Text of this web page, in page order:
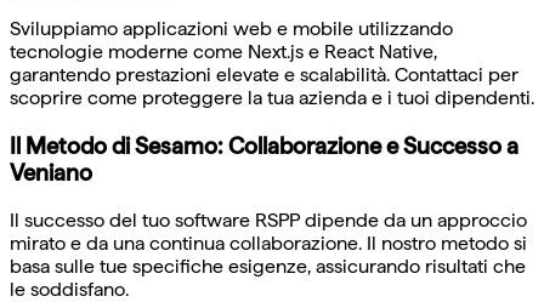
Sviluppiamo applicazioni web e mobile utilizzando
tecnologie moderne come Next.js e React Native,
garantendo prestazioni elevate e scalabilità. Contattaci per
scoprire come proteggere la tua azienda e i tuoi dipendenti.
Il Metodo di Sesamo: Collaborazione e Successo a
Veniano
Il successo del tuo software RSPP dipende da un approccio
mirato e da una continua collaborazione. Il nostro metodo si
basa sulle tue specifiche esigenze, assicurando risultati che
le soddisfano.